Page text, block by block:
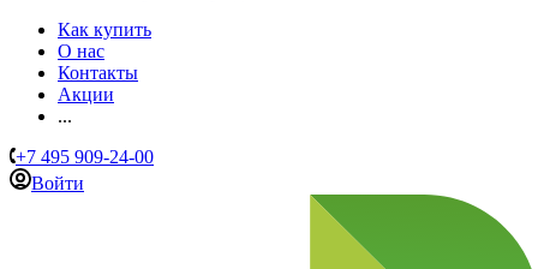
Как купить
О нас
Контакты
Акции
...
+7 495 909-24-00
Войти